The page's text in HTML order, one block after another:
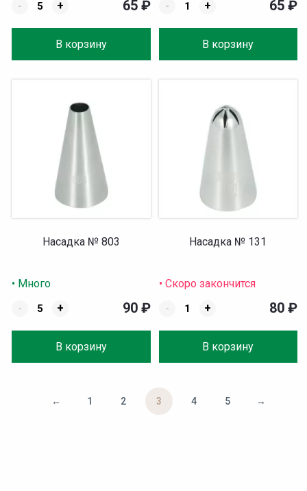
-
+
В корзину
65 ₽
-
+
В корзину
65 ₽
Насадка № 803
• Много
-
+
В корзину
90 ₽
Насадка № 131
• Скоро закончится
-
+
В корзину
80 ₽
← 1 2 3 4 5 →